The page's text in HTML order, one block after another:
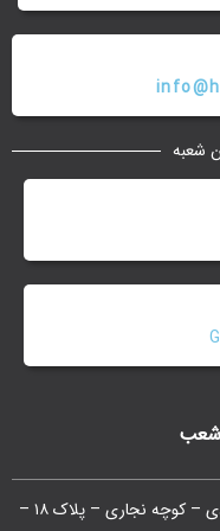
شعب
شعبه مرکزی : ستارخان – بین شادمهر و بهبودی – کوچه نجاری – پلاک ۱۸ –
شعبه